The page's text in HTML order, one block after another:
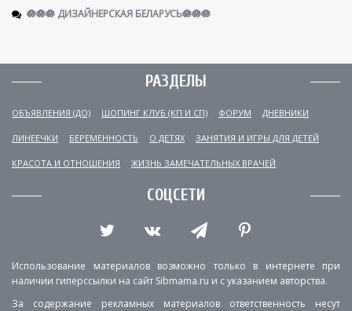
🪷🪷🪷 ДИЗАЙНЕРСКАЯ БЕЛАРУСЬ🪷🪷🪷
РАЗДЕЛЫ
ОБЪЯВЛЕНИЯ (ДО) ШОПИНГ КЛУБ (КП И СП) ФОРУМ ДНЕВНИКИ
ЛИНЕЕЧКИ БЕРЕМЕННОСТЬ О ДЕТЯХ ЗАНЯТИЯ И ИГРЫ ДЛЯ ДЕТЕЙ
КРАСОТА И ОТНОШЕНИЯ ЖИЗНЬ ЗАМЕЧАТЕЛЬНЫХ ВРАЧЕЙ
СОЦСЕТИ
Использование материалов возможно только в интернете при
наличии гиперссылки на сайт Sibmama.ru и с указанием авторства.
За содержание рекламных материалов ответственность несут